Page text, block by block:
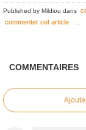
Published by Mildiou dans
commenter cet article
COMMENTAIRES